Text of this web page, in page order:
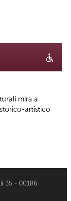
mira a
artistico
35 - 00186